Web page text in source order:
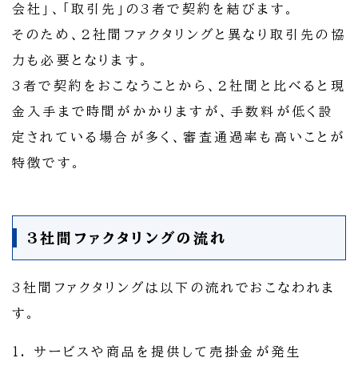
会社」、「取引先」の3者で契約を結びます。
そのため、2社間ファクタリングと異なり取引先の協
力も必要となります。
3者で契約をおこなうことから、2社間と比べると現
金入手まで時間がかかりますが、手数料が低く設
定されている場合が多く、審査通過率も高いことが
特徴です。
3社間ファクタリングの流れ
3社間ファクタリングは以下の流れでおこなわれま
す。
1. サービスや商品を提供して売掛金が発生